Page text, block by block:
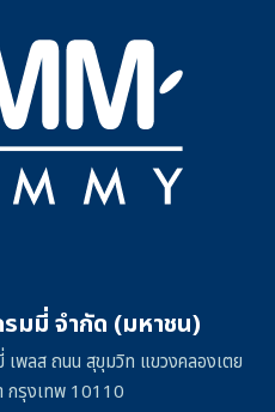
มมี่ จำกัด (มหาชน)
เพลส ถนน สุขุมวิท แขวงคลองเตย
กรุงเทพ 10110